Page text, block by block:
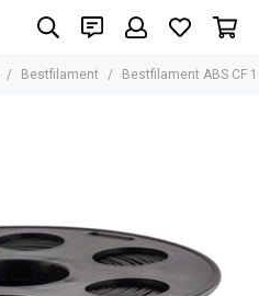
Bestfilament Bestfilament ABS CF